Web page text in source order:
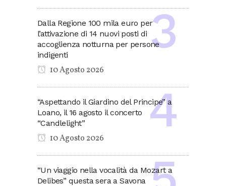
Dalla Regione 100 mila euro per
l’attivazione di 14 nuovi posti di
accoglienza notturna per persone
indigenti
10 Agosto 2026
“Aspettando il Giardino del Principe” a
Loano, il 16 agosto il concerto
“Candlelight”
10 Agosto 2026
“Un viaggio nella vocalità da Mozart a
Delibes” questa sera a Savona